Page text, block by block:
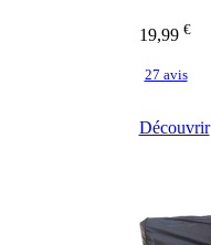
19,99 €
27 avis
Découvrir